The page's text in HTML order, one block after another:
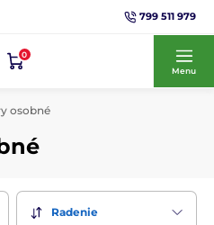
799 511 979
0
Menu
osobné
Radenie